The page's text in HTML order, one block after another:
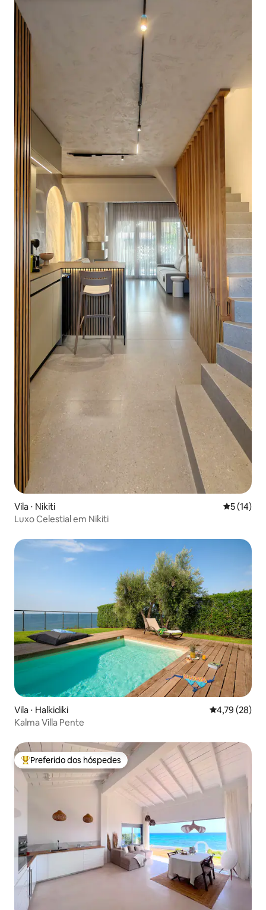
Vila ⋅ Nikiti 5 de uma
5 (14)
Luxo Celestial em Nikiti
Vila ⋅ Halkidiki 4,79 de uma
4,79 (28)
Kalma Villa Pente
Entre os melhores preferidos dos hóspedes
Preferido dos hóspedes